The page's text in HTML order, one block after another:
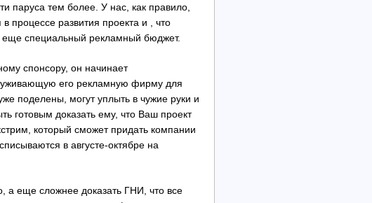
паруса тем более. У нас, как правило,
процессе развития проекта и , что
еще специальный рекламный бюджет.
спонсору, он начинает
его рекламную фирму для
поделены, могут уплыть в чужие руки и
готовым доказать ему, что Ваш проект
который сможет придать компании
в августе-октябре на
а еще сложнее доказать ГНИ, что все